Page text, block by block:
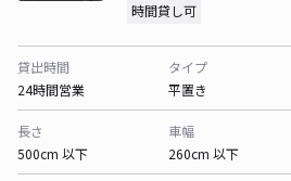
時間貸し可
貸出時間
24時間営業
タイプ
平置き
長さ
500cm 以下
車幅
260cm 以下